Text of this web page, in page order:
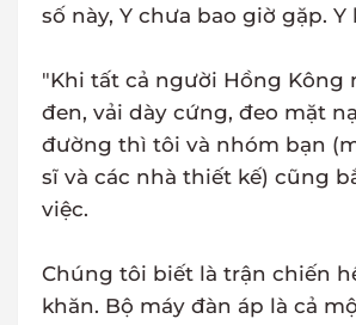
số này, Y chưa bao giờ gặp. Y
"Khi tất cả người Hồng Kông
đen, vải dày cứng, đeo mặt
đường thì tôi và nhóm bạn
sĩ và các nhà thiết kế) cũng
việc.
Chúng tôi biết là trận chiến
khăn. Bộ máy đàn áp là cả